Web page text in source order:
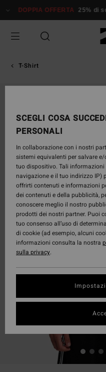
alle
prodotto
DOPPIA OFFERTA 25% di
T-Shirt
SCEGLI COSA
PERSONALI
In collaborazione con i nostri
sistemi equivalenti per salvare
tuo dispositivo. Tali
navigazione e il tuo indirizzo IP)
offrirti contenuti e informazioni
dei contenuti e della pubblicità,
conoscere meglio il nostro
prodotti dei nostri partner. Puoi
tuo consenso all’uso di
di cookie (ad esempio, alcuni
informazioni consulta la nostra
sulla privacy.